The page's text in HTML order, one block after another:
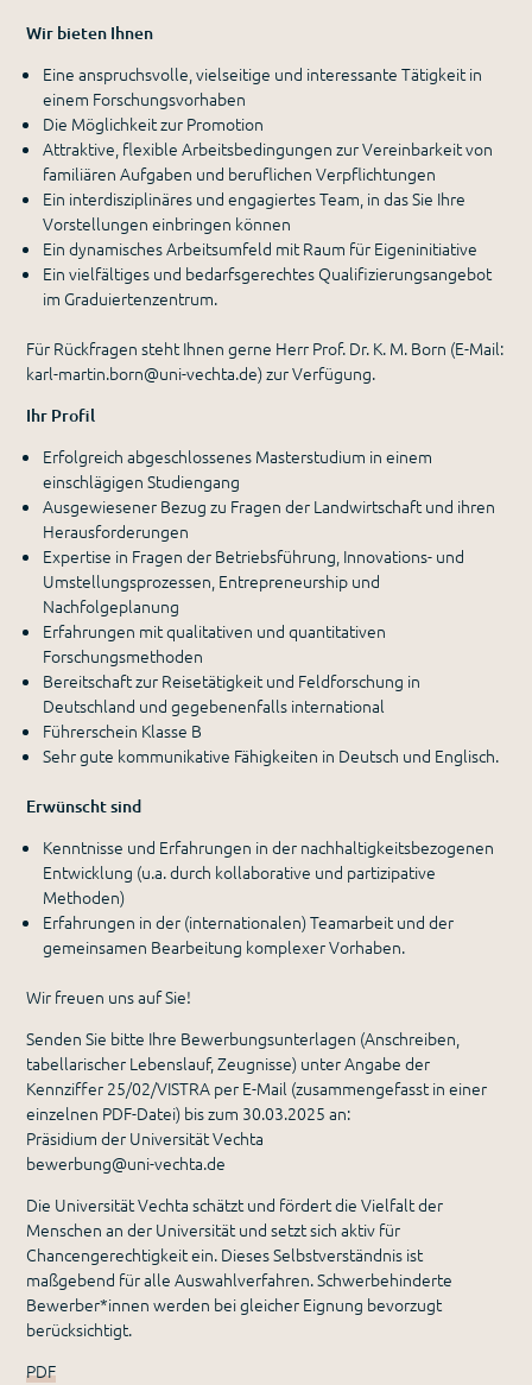
Wir bieten Ihnen
Eine anspruchsvolle, vielseitige und interessante Tätigkeit in
einem Forschungsvorhaben
Die Möglichkeit zur Promotion
Attraktive, flexible Arbeitsbedingungen zur Vereinbarkeit von
familiären Aufgaben und beruflichen Verpflichtungen
Ein interdisziplinäres und engagiertes Team, in das Sie Ihre
Vorstellungen einbringen können
Ein dynamisches Arbeitsumfeld mit Raum für Eigeninitiative
Ein vielfältiges und bedarfsgerechtes Qualifizierungsangebot
im Graduiertenzentrum.
Für Rückfragen steht Ihnen gerne Herr Prof. Dr. K. M. Born (E-Mail:
karl-martin.born@uni-vechta.de) zur Verfügung.
Ihr Profil
Erfolgreich abgeschlossenes Masterstudium in einem
einschlägigen Studiengang
Ausgewiesener Bezug zu Fragen der Landwirtschaft und ihren
Herausforderungen
Expertise in Fragen der Betriebsführung, Innovations- und
Umstellungsprozessen, Entrepreneurship und
Nachfolgeplanung
Erfahrungen mit qualitativen und quantitativen
Forschungsmethoden
Bereitschaft zur Reisetätigkeit und Feldforschung in
Deutschland und gegebenenfalls international
Führerschein Klasse B
Sehr gute kommunikative Fähigkeiten in Deutsch und Englisch.
Erwünscht sind
Kenntnisse und Erfahrungen in der nachhaltigkeitsbezogenen
Entwicklung (u.a. durch kollaborative und partizipative
Methoden)
Erfahrungen in der (internationalen) Teamarbeit und der
gemeinsamen Bearbeitung komplexer Vorhaben.
Wir freuen uns auf Sie!
Senden Sie bitte Ihre Bewerbungsunterlagen (Anschreiben,
tabellarischer Lebenslauf, Zeugnisse) unter Angabe der
Kennziffer 25/02/VISTRA per E-Mail (zusammengefasst in einer
einzelnen PDF-Datei) bis zum 30.03.2025 an:
Präsidium der Universität Vechta
bewerbung@uni-vechta.de
Die Universität Vechta schätzt und fördert die Vielfalt der
Menschen an der Universität und setzt sich aktiv für
Chancengerechtigkeit ein. Dieses Selbstverständnis ist
maßgebend für alle Auswahlverfahren. Schwerbehinderte
Bewerber*innen werden bei gleicher Eignung bevorzugt
berücksichtigt.
PDF